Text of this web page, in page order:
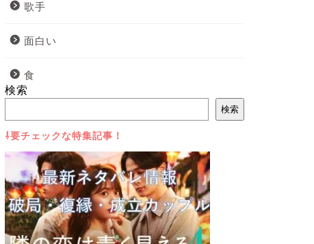
歌手
面白い
食
検索
検索
⇩要チェックな特集記事！